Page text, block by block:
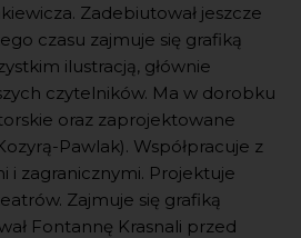
Zadebiutował jeszcze
czasu zajmuje się grafiką
ilustracją, głównie
czytelników. Ma w dorobku
oraz zaprojektowane
Pawlak). Współpracuje z
i zagranicznymi. Projektuje
Zajmuje się grafiką
Fontannę Krasnali przed